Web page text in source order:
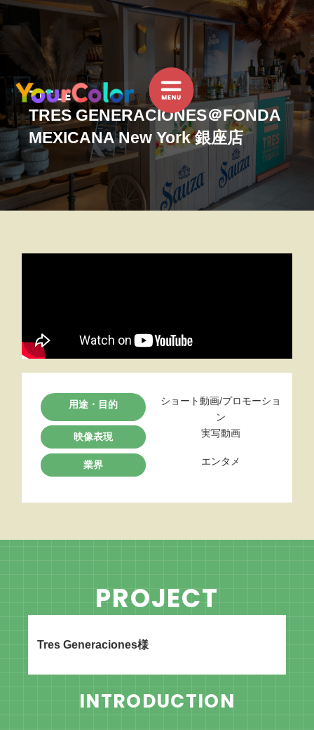
内
容
プ
TITLE
TRES GENERACIONES＠FONDA
MEXICANA New York 銀座店
用途・目的 ショート動画/プロモーショ
ン
映像表現
実写動画
業界 エンタメ
PROJECT
Tres Generaciones様
INTRODUCTION